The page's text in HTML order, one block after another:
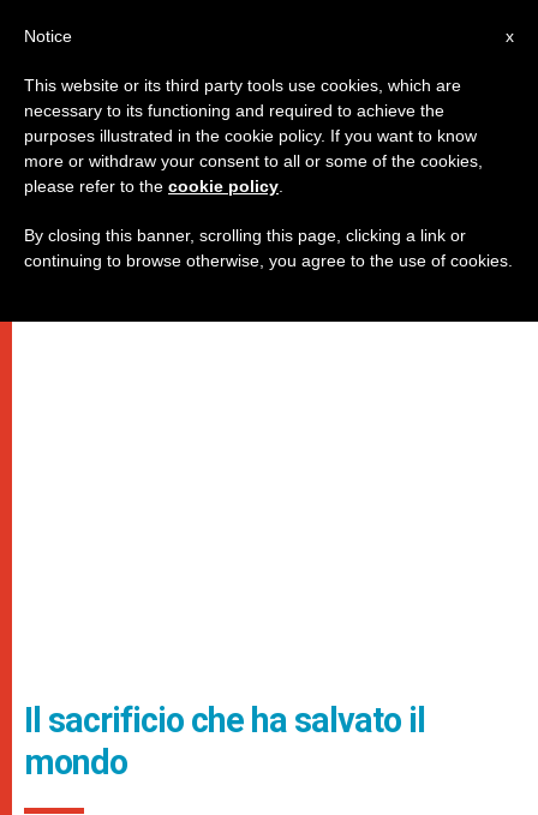
Il sacrificio che ha salvato il
mondo
x
Notice
This website or its third party tools use cookies, which are
necessary to its functioning and required to achieve the
purposes illustrated in the cookie policy. If you want to know
more or withdraw your consent to all or some of the cookies,
please refer to the cookie policy
By closing this banner, scrolling this page, clicking a link or
continuing to browse otherwise, you agree to the use of cookies.